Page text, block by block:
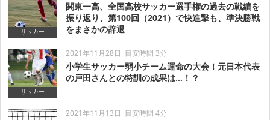
サッカー
関東一高、全国高校サッカー選手権の過去の戦績を
振り返り、第100回（2021）で快進撃も、準決勝戦
をまさかの辞退
サッカー
2021年11月28日 目安時間 3分
小学生サッカー弱小チーム運命の大会！元日本代表
の戸田さんとの特訓の成果は…！？
2021年11月13日 目安時間 4分